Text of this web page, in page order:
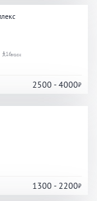
бар
парковка
16
2500 - 4000
1300 - 2200